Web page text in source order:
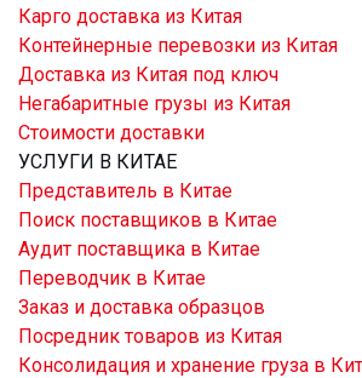
Карго доставка из Китая
Контейнерные перевозки из Китая
Доставка из Китая под ключ
Негабаритные грузы из Китая
Стоимости доставки
УСЛУГИ В КИТАЕ
Представитель в Китае
Поиск поставщиков в Китае
Аудит поставщика в Китае
Переводчик в Китае
Заказ и доставка образцов
Посредник товаров из Китая
Консолидация и хранение груза в